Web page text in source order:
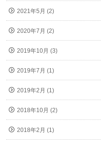
2021年5月 (2)
2020年7月 (2)
2019年10月 (3)
2019年7月 (1)
2019年2月 (1)
2018年10月 (2)
2018年2月 (1)